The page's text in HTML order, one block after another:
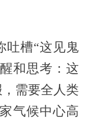
槽“这见鬼
和思考：这
需要全人类
气候中心高